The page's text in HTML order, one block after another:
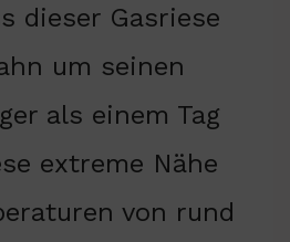
dieser Gasriese
um seinen
als einem Tag
extreme Nähe
von rund